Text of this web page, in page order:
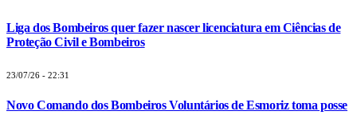
Liga dos Bombeiros quer fazer nascer licenciatura em Ciências de
Proteção Civil e Bombeiros
23/07/26 - 22:31
Novo Comando dos Bombeiros Voluntários de Esmoriz toma posse